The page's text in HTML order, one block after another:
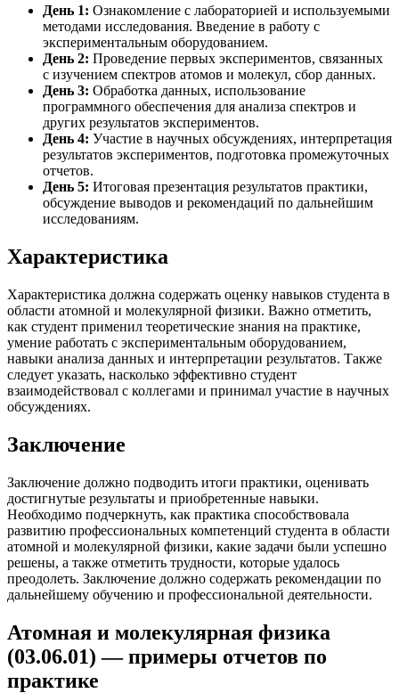
День 1: Ознакомление с лабораторией и используемыми
методами исследования. Введение в работу с
экспериментальным оборудованием.
День 2: Проведение первых экспериментов, связанных
с изучением спектров атомов и молекул, сбор данных.
День 3: Обработка данных, использование
программного обеспечения для анализа спектров и
других результатов экспериментов.
День 4: Участие в научных обсуждениях, интерпретация
результатов экспериментов, подготовка промежуточных
отчетов.
День 5: Итоговая презентация результатов практики,
обсуждение выводов и рекомендаций по дальнейшим
исследованиям.
Характеристика
Характеристика должна содержать оценку навыков студента в
области атомной и молекулярной физики. Важно отметить,
как студент применил теоретические знания на практике,
умение работать с экспериментальным оборудованием,
навыки анализа данных и интерпретации результатов. Также
следует указать, насколько эффективно студент
взаимодействовал с коллегами и принимал участие в научных
обсуждениях.
Заключение
Заключение должно подводить итоги практики, оценивать
достигнутые результаты и приобретенные навыки.
Необходимо подчеркнуть, как практика способствовала
развитию профессиональных компетенций студента в области
атомной и молекулярной физики, какие задачи были успешно
решены, а также отметить трудности, которые удалось
преодолеть. Заключение должно содержать рекомендации по
дальнейшему обучению и профессиональной деятельности.
Атомная и молекулярная физика
(03.06.01) — примеры отчетов по
практике